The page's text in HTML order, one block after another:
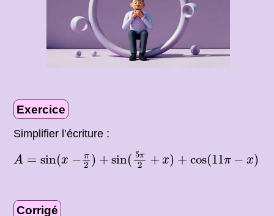
Exercice
Simplifier l’écriture :
A = sin(x − π
2 ) + sin( 5π
2 + x) + cos(11π − x)
A − )+sin 2+x cos π− x
Corrigé